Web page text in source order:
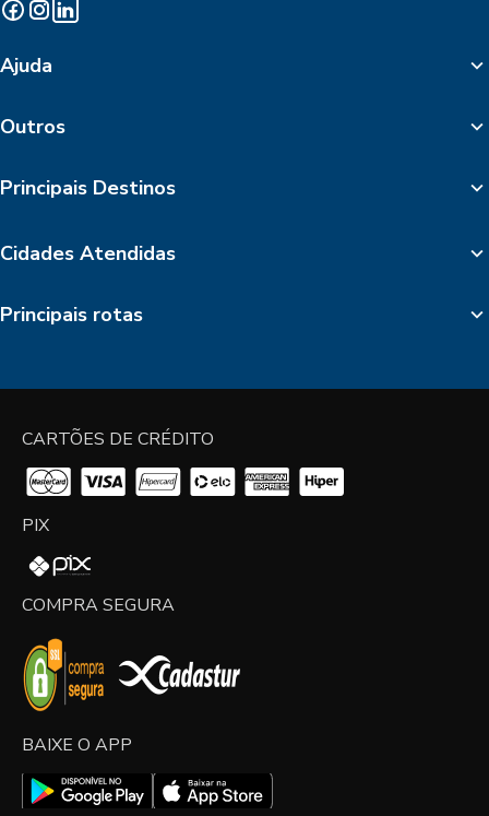
Ajuda
Outros
Principais Destinos
Cidades Atendidas
Principais rotas
CARTÕES DE CRÉDITO
PIX
COMPRA SEGURA
BAIXE O APP